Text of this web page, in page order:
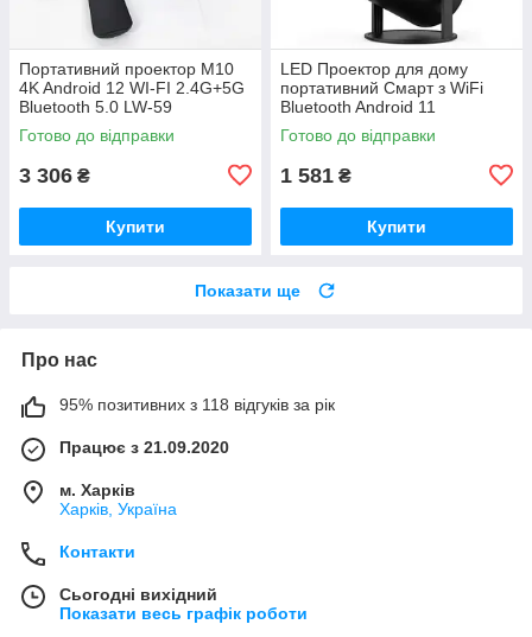
Портативний проектор M10
4K Android 12 WI-FI 2.4G+5G
Bluetooth 5.0 LW-59
Готово до відправки
3 306 ₴
Купити
LED Проектор для дому
портативний Смарт з WiFi
Bluetooth Android 11
1280х720р Black EA-84
Готово до відправки
1 581 ₴
Купити
Показати ще
Про нас
95% позитивних з 118 відгуків за рік
Працює з 21.09.2020
м. Харків
Харків, Україна
Контакти
Сьогодні вихідний
Показати весь графік роботи